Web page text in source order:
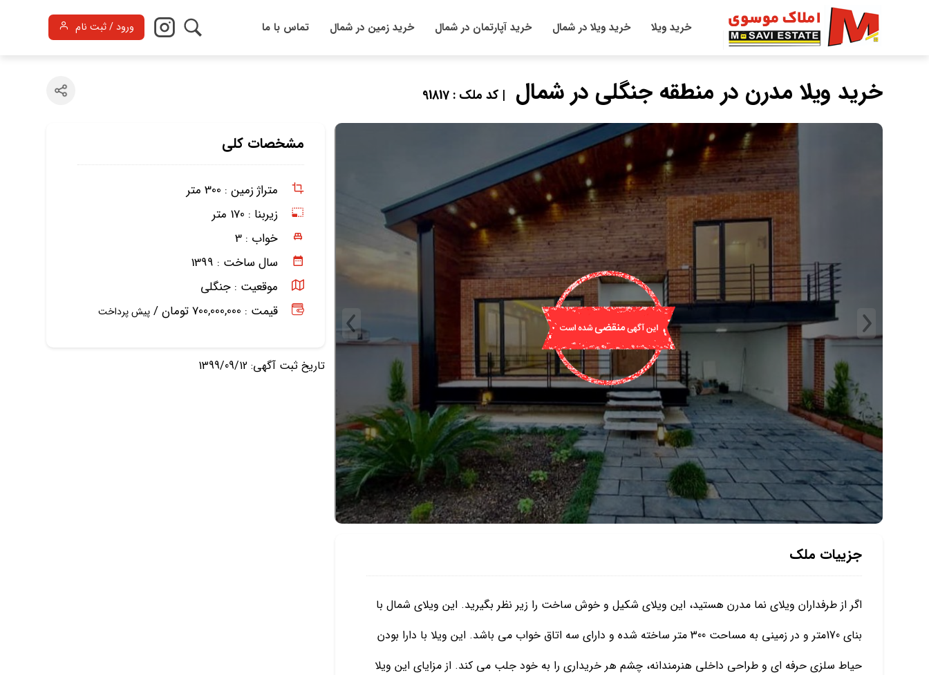
خرید ویلا خرید ویلا در شمال خرید آپارتمان در شمال خرید زمین در شمال تماس با ما ورود / ثبت نام
خرید ویلا مدرن در منطقه جنگلی در شمال | کد ملک : 91817
مشخصات کلی
متراژ زمین : 300 متر
زیربنا : 170 متر
خواب : 3
سال ساخت : 1399
موقعیت : جنگلی
قیمت : 700,000,000 تومان /
پیش پرداخت
تاریخ ثبت آگهی: 1399/09/12
جزییات ملک
اگر از طرفداران ویلای نما مدرن هستید، این ویلای شکیل و خوش ساخت را زیر نظر بگیرید. این ویلای شمال با
بنای 170متر و در زمینی به مساحت 300 متر ساخته شده و دارای سه اتاق خواب می باشد. این ویلا با دارا بودن
حیاط سلزی حرفه ای و طراحی داخلی هنرمندانه، چشم هر خریداری را به خود جلب می کند. از مزایای این ویلا